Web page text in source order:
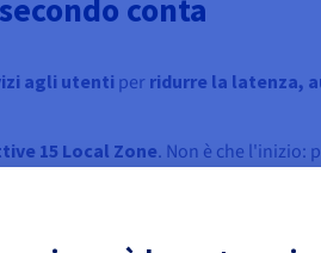
conta
agli utenti per ridurre la latenza,
15 Local Zone. Non è che l'inizio: